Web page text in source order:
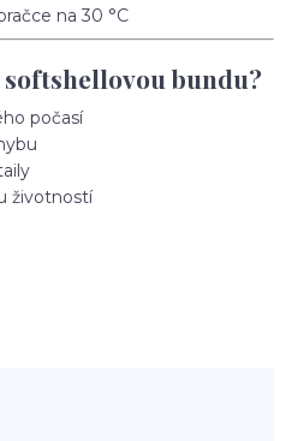
na 30 °C
bundu?
počasí
životností